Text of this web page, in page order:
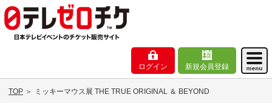
ログイン 新規会員登録
TOP ＞ ミッキーマウス展 THE TRUE ORIGINAL ＆ BEYOND